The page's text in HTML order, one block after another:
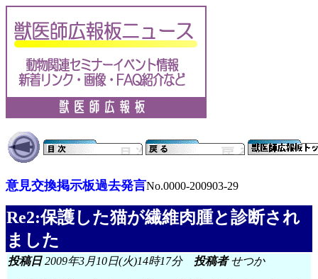
意見交換掲示板過去発言No.0000-200903-29
Re2:保護した猫が繊維肉腫と診断され
ました
投稿日2009年3月10日(火)14時17分 投稿者せつか